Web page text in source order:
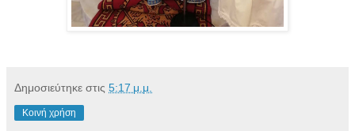
Δημοσιεύτηκε στις 5:17 μ.μ.
Κοινή χρήση